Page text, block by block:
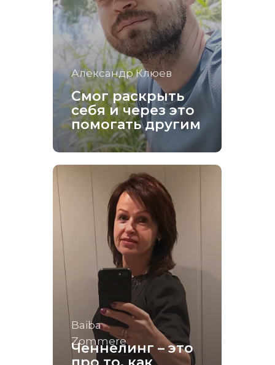
Александр Клюев
Смог раскрыть
себя и через это
помогать другим
Baiba
Zommere
Ченнелинг – это